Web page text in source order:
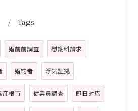
Tags
婚前前調査 慰謝料請求
婚約者 浮気証拠
彦根市 従業員調査 即日対応